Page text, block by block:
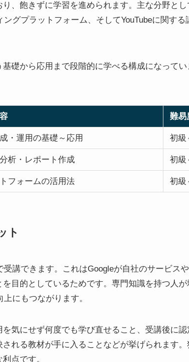
、飽きずに学習を進められます。主な分野と
グプラットフォーム、そしてYouTubeに関する
礎から応用まで段階的に学べる構成になって
難易
・運用の基礎～応用 初級
析・レポート作成 初級
フォームの活用法 初級
ト
講できます。これはGoogleが自社のサービス
目的としているためです。専門知識を持つ人が
にもつながります。
気にせず何度でも学び直せること、受講後に認
れる教材が手に入ることなどが挙げられます
点です。